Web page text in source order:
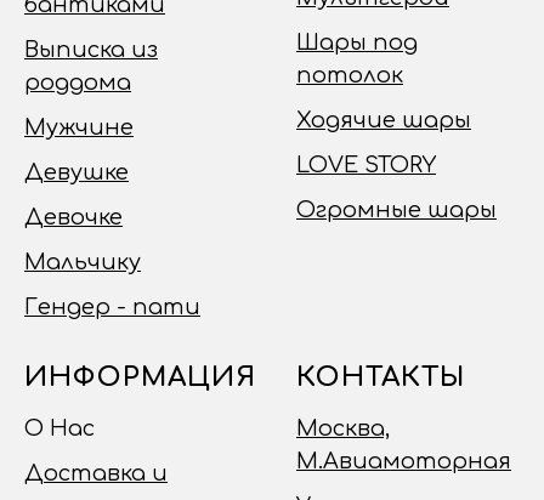
бантиками
Выписка из
роддома
Мужчине
Девушке
Девочке
Мальчику
Гендер - пати
Шары под
потолок
Ходячие шары
LOVE STORY
Огромные шары
ИНФОРМАЦИЯ
О Нас
Доставка и
КОНТАКТЫ
Москва,
М.Авиамоторная